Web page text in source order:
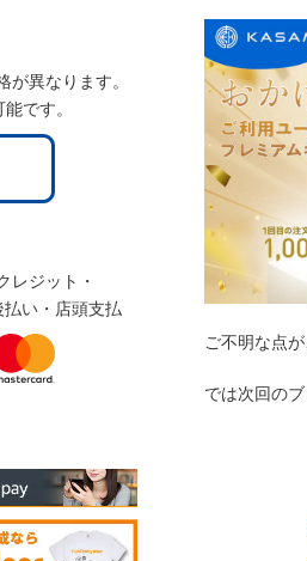
ご不明な点
では次回の
が異なります。
です。
レジット・
い・店頭支払